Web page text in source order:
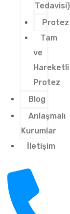
Tedavisi)
Protez
Tam
ve
Hareketli
Protez
Blog
Anlaşmalı
Kurumlar
İletişim